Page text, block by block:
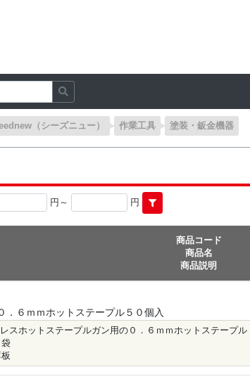
（シーズニュー） 作業工具 塗装・鈑金機器
円～ 円
商品コード
商品名
商品説明
．６ｍｍホットステープル５０個入
スホットステープルガン用の０．６ｍｍホットステープル